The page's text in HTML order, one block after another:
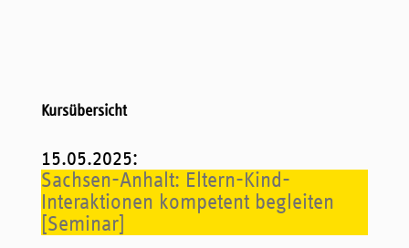
Kursübersicht
15.05.2025:
Sachsen-Anhalt: Eltern-Kind-
Interaktionen kompetent begleiten
[Seminar]